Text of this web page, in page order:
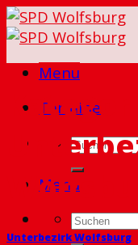
Skip
to
Menu
Termine
Menu
Unterbezirk Wolfsburg